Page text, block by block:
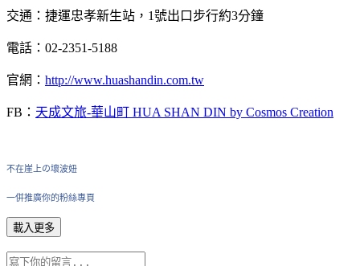
交通：捷運忠孝新生站，1號出口步行約3分鐘
電話：02-2351-5188
官網： http://www.huashandin.com.tw
FB： 天成文旅-華山町 HUA SHAN DIN by Cosmos Creation
不在崖上の壞波妞
一併推廣你的粉絲專頁
載入更多